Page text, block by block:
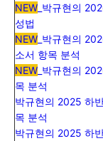
NEW 박규현의
성법
NEW 박규현의
소서 항목 분석
NEW _박규현의
목 분석
박규현의 2025 하
목 분석
박규현의 2025 하